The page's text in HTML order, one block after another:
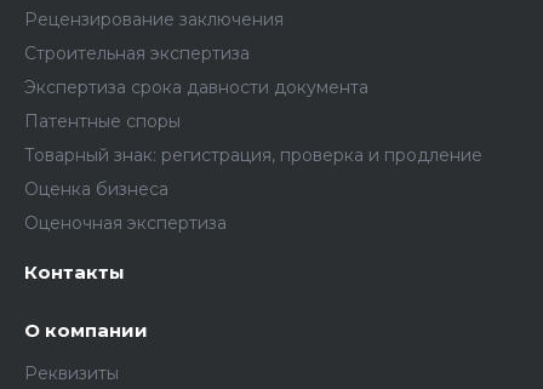
Рецензирование заключения
Строительная экспертиза
Экспертиза срока давности документа
Патентные споры
Товарный знак: регистрация, проверка и продление
Оценка бизнеса
Оценочная экспертиза
Контакты
О компании
Реквизиты